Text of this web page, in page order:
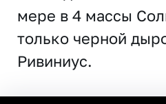
мере в 4 массы
только черной
Ривиниус.